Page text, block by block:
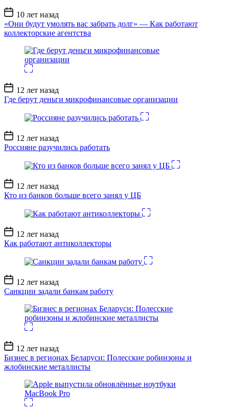
Дата
записи
10 лет назад
«Они будут умолять вас забрать долг» — Как работают
коллекторские агентства
Дата
записи
12 лет назад
Где берут деньги микрофинансовые организации
Дата
записи
12 лет назад
Россияне разучились работать
Дата
записи
12 лет назад
Кто из банков больше всего занял у ЦБ
Дата
записи
12 лет назад
Как работают антиколлекторы
Дата
записи
12 лет назад
Санкции задали банкам работу
Дата
записи
12 лет назад
Бизнес в регионах Беларуси: Полесские робинзоны и
жлобинские металлисты